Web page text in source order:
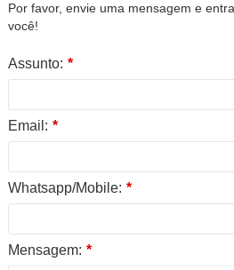
Por favor, envie uma mensagem e
você!
Assunto: *
Email: *
Whatsapp/Mobile: *
Mensagem: *